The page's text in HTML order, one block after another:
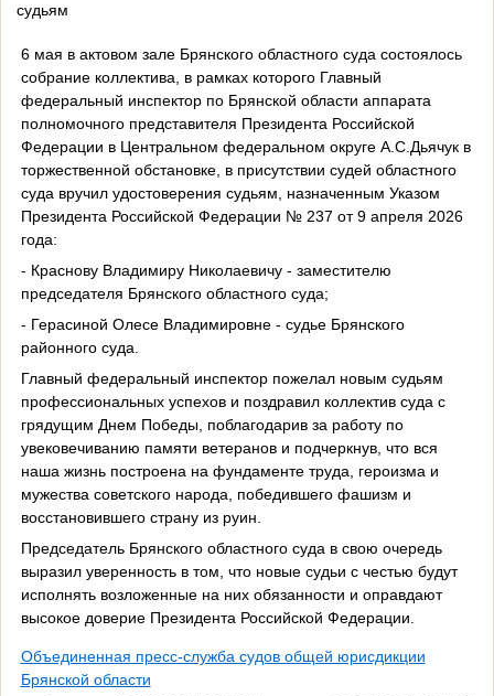
судьям
6 мая в актовом зале Брянского областного суда состоялось
собрание коллектива, в рамках которого Главный
федеральный инспектор по Брянской области аппарата
полномочного представителя Президента Российской
Федерации в Центральном федеральном округе А.С.Дьячук в
торжественной обстановке, в присутствии судей областного
суда вручил удостоверения судьям, назначенным Указом
Президента Российской Федерации № 237 от 9 апреля 2026
года:
- Краснову Владимиру Николаевичу - заместителю
председателя Брянского областного суда;
- Герасиной Олесе Владимировне - судье Брянского
районного суда.
Главный федеральный инспектор пожелал новым судьям
профессиональных успехов и поздравил коллектив суда с
грядущим Днем Победы, поблагодарив за работу по
увековечиванию памяти ветеранов и подчеркнув, что вся
наша жизнь построена на фундаменте труда, героизма и
мужества советского народа, победившего фашизм и
восстановившего страну из руин.
Председатель Брянского областного суда в свою очередь
выразил уверенность в том, что новые судьи с честью будут
исполнять возложенные на них обязанности и оправдают
высокое доверие Президента Российской Федерации.
Объединенная пресс-служба судов общей юрисдикции
Брянской области